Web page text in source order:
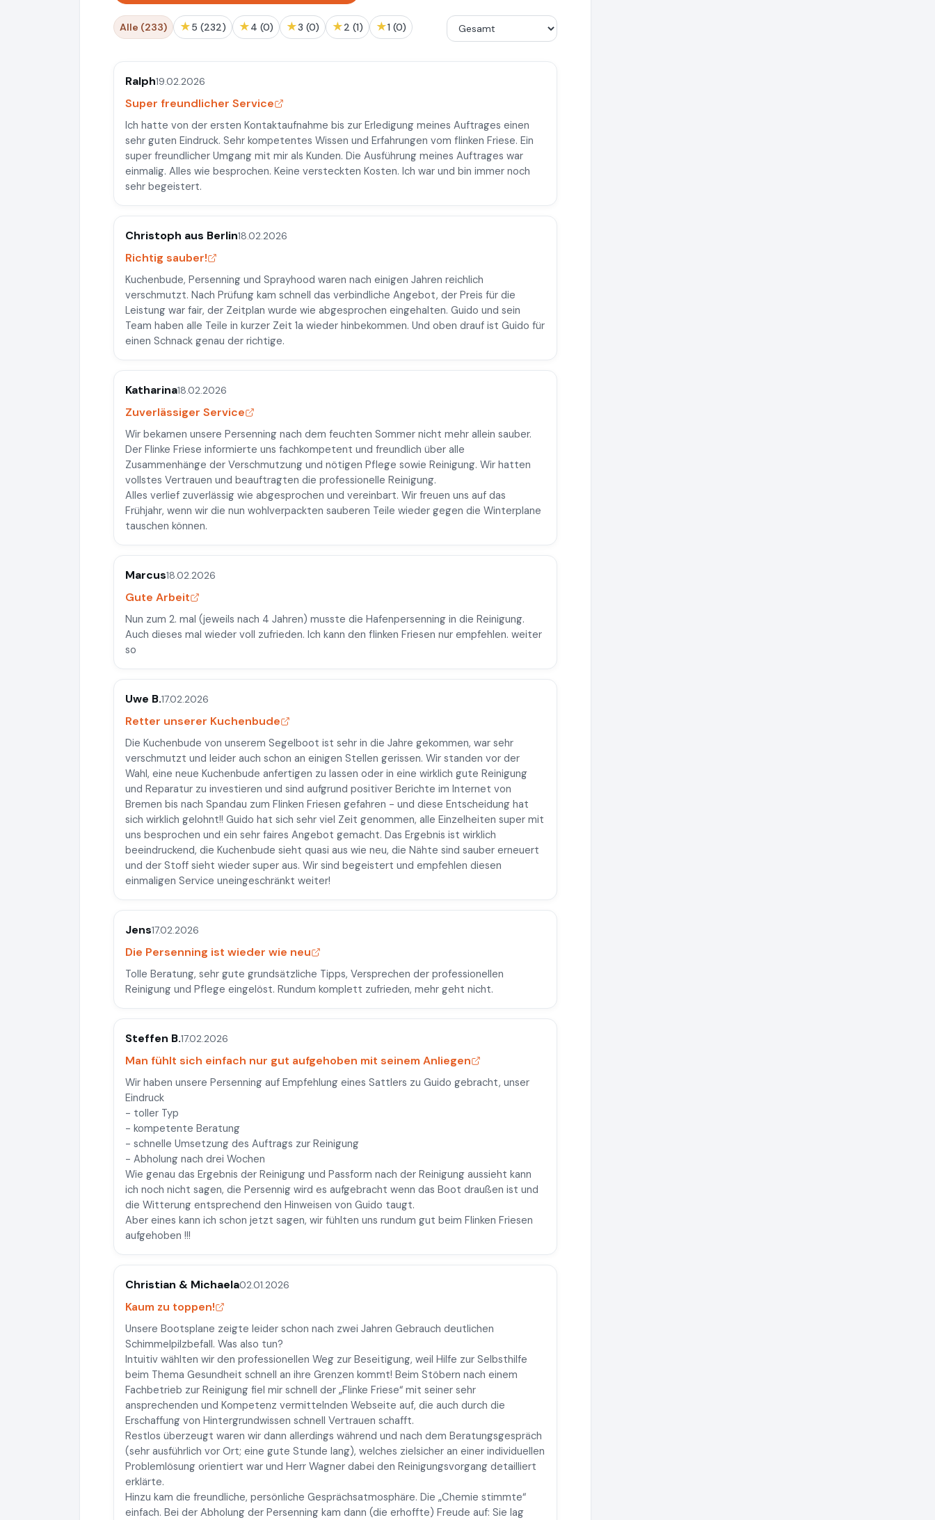
Alle (233) ★ 5 (232) ★ 4 (0) ★ 3 (0) ★ 2 (1) ★ 1 (0)
Ralph19.02.2026
Super freundlicher Service
Ich hatte von der ersten Kontaktaufnahme bis zur Erledigung meines Auftrages einen
sehr guten Eindruck. Sehr kompetentes Wissen und Erfahrungen vom flinken Friese. Ein
super freundlicher Umgang mit mir als Kunden. Die Ausführung meines Auftrages war
einmalig. Alles wie besprochen. Keine versteckten Kosten. Ich war und bin immer noch
sehr begeistert.
Christoph aus Berlin18.02.2026
Richtig sauber!
Kuchenbude, Persenning und Sprayhood waren nach einigen Jahren reichlich
verschmutzt. Nach Prüfung kam schnell das verbindliche Angebot, der Preis für die
Leistung war fair, der Zeitplan wurde wie abgesprochen eingehalten. Guido und sein
Team haben alle Teile in kurzer Zeit 1a wieder hinbekommen. Und oben drauf ist Guido für
einen Schnack genau der richtige.
Katharina18.02.2026
Zuverlässiger Service
Wir bekamen unsere Persenning nach dem feuchten Sommer nicht mehr allein sauber.
Der Flinke Friese informierte uns fachkompetent und freundlich über alle
Zusammenhänge der Verschmutzung und nötigen Pflege sowie Reinigung. Wir hatten
vollstes Vertrauen und beauftragten die professionelle Reinigung.
Alles verlief zuverlässig wie abgesprochen und vereinbart. Wir freuen uns auf das
Frühjahr, wenn wir die nun wohlverpackten sauberen Teile wieder gegen die Winterplane
tauschen können.
Marcus18.02.2026
Gute Arbeit
Nun zum 2. mal (jeweils nach 4 Jahren) musste die Hafenpersenning in die Reinigung.
Auch dieses mal wieder voll zufrieden. Ich kann den flinken Friesen nur empfehlen. weiter
so
Uwe B.17.02.2026
Retter unserer Kuchenbude
Die Kuchenbude von unserem Segelboot ist sehr in die Jahre gekommen, war sehr
verschmutzt und leider auch schon an einigen Stellen gerissen. Wir standen vor der
Wahl, eine neue Kuchenbude anfertigen zu lassen oder in eine wirklich gute Reinigung
und Reparatur zu investieren und sind aufgrund positiver Berichte im Internet von
Bremen bis nach Spandau zum Flinken Friesen gefahren - und diese Entscheidung hat
sich wirklich gelohnt!! Guido hat sich sehr viel Zeit genommen, alle Einzelheiten super mit
uns besprochen und ein sehr faires Angebot gemacht. Das Ergebnis ist wirklich
beeindruckend, die Kuchenbude sieht quasi aus wie neu, die Nähte sind sauber erneuert
und der Stoff sieht wieder super aus. Wir sind begeistert und empfehlen diesen
einmaligen Service uneingeschränkt weiter!
Jens17.02.2026
Die Persenning ist wieder wie neu
Tolle Beratung, sehr gute grundsätzliche Tipps, Versprechen der professionellen
Reinigung und Pflege eingelöst. Rundum komplett zufrieden, mehr geht nicht.
Steffen B.17.02.2026
Man fühlt sich einfach nur gut aufgehoben mit seinem Anliegen
Wir haben unsere Persenning auf Empfehlung eines Sattlers zu Guido gebracht, unser
Eindruck
- toller Typ
- kompetente Beratung
- schnelle Umsetzung des Auftrags zur Reinigung
- Abholung nach drei Wochen
Wie genau das Ergebnis der Reinigung und Passform nach der Reinigung aussieht kann
ich noch nicht sagen, die Persennig wird es aufgebracht wenn das Boot draußen ist und
die Witterung entsprechend den Hinweisen von Guido taugt.
Aber eines kann ich schon jetzt sagen, wir fühlten uns rundum gut beim Flinken Friesen
aufgehoben !!!
Christian & Michaela02.01.2026
Kaum zu toppen!
Unsere Bootsplane zeigte leider schon nach zwei Jahren Gebrauch deutlichen
Schimmelpilzbefall. Was also tun?
Intuitiv wählten wir den professionellen Weg zur Beseitigung, weil Hilfe zur Selbsthilfe
beim Thema Gesundheit schnell an ihre Grenzen kommt! Beim Stöbern nach einem
Fachbetrieb zur Reinigung fiel mir schnell der „Flinke Friese“ mit seiner sehr
ansprechenden und Kompetenz vermittelnden Webseite auf, die auch durch die
Erschaffung von Hintergrundwissen schnell Vertrauen schafft.
Restlos überzeugt waren wir dann allerdings während und nach dem Beratungsgespräch
(sehr ausführlich vor Ort; eine gute Stunde lang), welches zielsicher an einer individuellen
Problemlösung orientiert war und Herr Wagner dabei den Reinigungsvorgang detailliert
erklärte.
Hinzu kam die freundliche, persönliche Gesprächsatmosphäre. Die „Chemie stimmte“
einfach. Bei der Abholung der Persenning kam dann (die erhoffte) Freude auf: Sie lag